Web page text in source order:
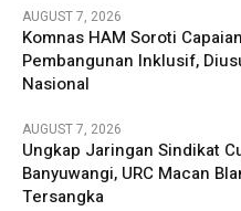
AUGUST 7, 2026
Komnas HAM Soroti
Pembangunan Inklusif,
Nasional
AUGUST 7, 2026
Ungkap Jaringan Sindikat
Banyuwangi, URC Macan
Tersangka